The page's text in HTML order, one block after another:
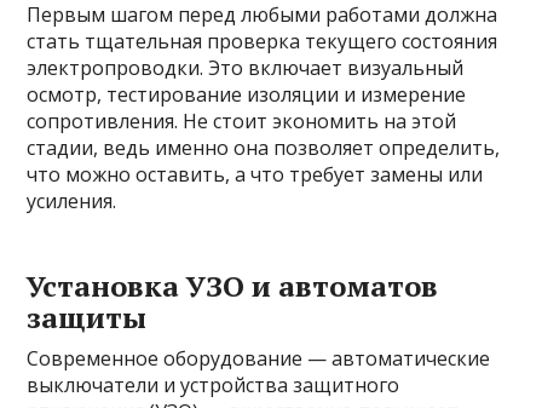
Первым шагом перед любыми работами должна
стать тщательная проверка текущего состояния
электропроводки. Это включает визуальный
осмотр, тестирование изоляции и измерение
сопротивления. Не стоит экономить на этой
стадии, ведь именно она позволяет определить,
что можно оставить, а что требует замены или
усиления.
Установка УЗО и автоматов
защиты
Современное оборудование — автоматические
выключатели и устройства защитного